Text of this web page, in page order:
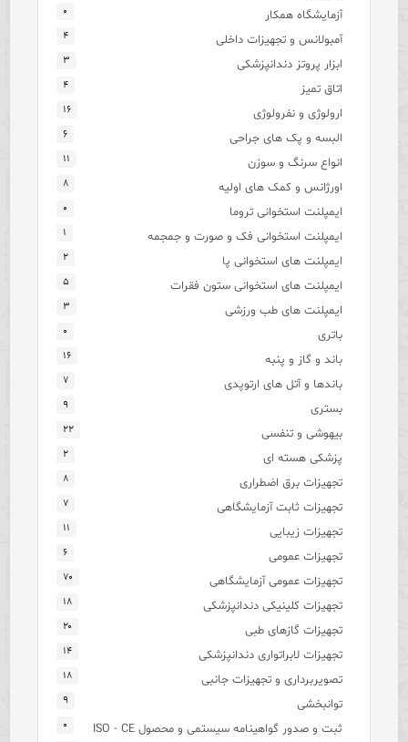
آزمایشگاه همکار ۰
آمبولانس و تجهیزات داخلی ۴
ابزار پروتز دندانپزشکی ۳
اتاق تمیز ۴
ارولوژی و نفرولوژی ۱۶
البسه و پک های جراحی ۶
انواع سرنگ و سوزن ۱۱
اورژانس و کمک های اولیه ۸
ایمپلنت استخوانی تروما ۰
ایمپلنت استخوانی فک و صورت و جمجمه ۱
ایمپلنت های استخوانی پا ۲
ایمپلنت های استخوانی ستون فقرات ۵
ایمپلنت های طب ورزشی ۳
باتری ۰
باند و گاز و پنبه ۱۶
باندها و آتل های ارتوپدی ۷
بستری ۹
بیهوشی و تنفسی ۲۲
پزشکی هسته ای ۲
تجهیزات برق اضطراری ۸
تجهیزات ثابت آزمایشگاهی ۷
تجهیزات زیبایی ۱۱
تجهیزات عمومی ۶
تجهیزات عمومی آزمایشگاهی ۷۰
تجهیزات کلینیکی دندانپزشکی ۱۸
تجهیزات گازهای طبی ۲۰
تجهیزات لابراتواری دندانپزشکی ۱۴
تصویربرداری و تجهیزات جانبی ۱۸
توانبخشی ۹
ثبت و صدور گواهینامه سیستمی و محصول ISO - CE ۰